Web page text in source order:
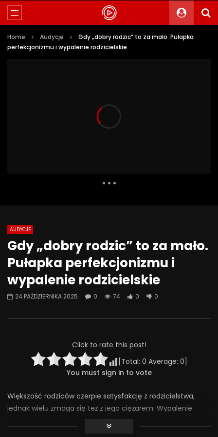
Home Audycje
Gdy „dobry rodzic” to za mało. Pułapka
perfekcjonizmu i wypalenie rodzicielskie
Alkohol, leki antydepresyjne (SSRI)
i benzodiazepiny – FATALNE
połączenie? | Misja Psychiatria
#143
23 GRUDNIA 2025
Wesołych świąt!
23 GRUDNIA 2025
0
AUDYCJE
Gdy „dobry rodzic” to za mało.
Pułapka perfekcjonizmu i
wypalenie rodzicielskie
24 PAŹDZIERNIKA 2025 0 74 0 0
Click to rate this post!
[Total: 0 Average: 0]
You must sign in to vote
Większość rodziców czerpie satysfakcję z rodzicielstwa,
jednak wielu zmaga się też z jego ciężarem. Wypalenie